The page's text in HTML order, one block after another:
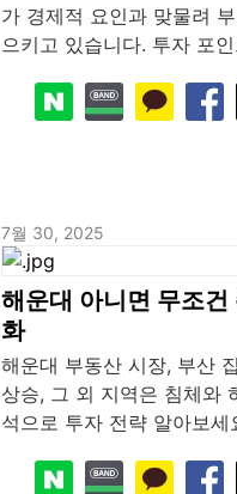
가 경제적 요인과 맞물려
으키고 있습니다. 투자 포
7월 30, 2025
해운대 아니면 무조
화
해운대 부동산 시장, 부산
상승, 그 외 지역은 침체와
석으로 투자 전략 알아보세